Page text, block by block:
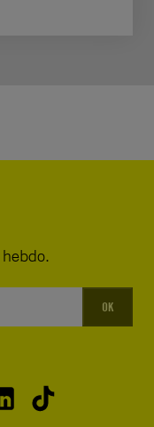
OK